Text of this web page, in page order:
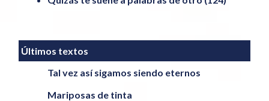
Últimos textos
Tal vez así sigamos siendo eternos
Mariposas de tinta